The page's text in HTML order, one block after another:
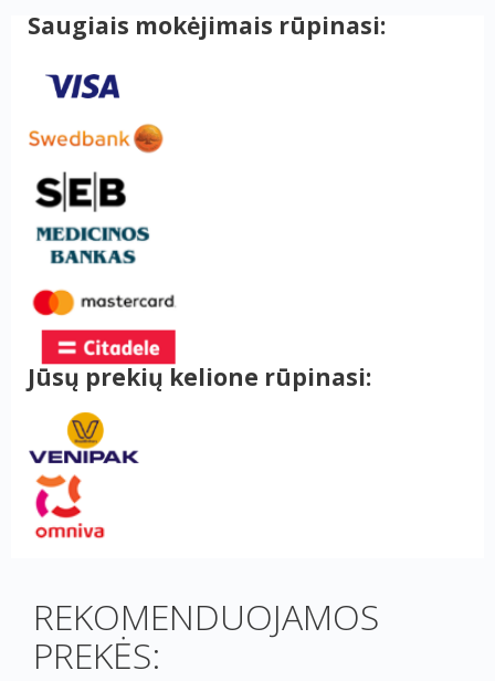
Saugiais mokėjimais rūpinasi:
Jūsų prekių kelione rūpinasi:
REKOMENDUOJAMOS
PREKĖS: